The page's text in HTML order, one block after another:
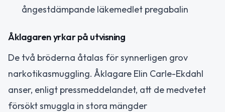
ångestdämpande läkemedlet pregabalin
Åklagaren yrkar på utvisning
De två bröderna åtalas för synnerligen grov
narkotikasmuggling. Åklagare Elin Carle-Ekdahl
anser, enligt pressmeddelandet, att de medvetet
försökt smuggla in stora mängder